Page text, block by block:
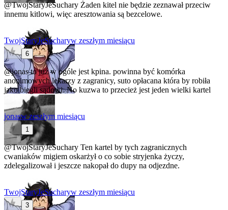
@TwojStaryJeSuchary Żaden kitel nie będzie zeznawał przeciw
innemu kitlowi, więc aresztowania są bezcelowe.
TwojStaryJeSucharyw zeszłym miesiącu
6
@jonasto już w ogóle jest kpina. powinna być komórka
anonimowych lekarzy z zagranicy, suto opłacana która by robiła
jako biegli sądowi. No kuzwa to przecież jest jeden wielki kartel
jonasw zeszłym miesiącu
1
@TwojStaryJeSuchary Ten kartel by tych zagranicznych
cwaniaków migiem oskarżył o co sobie stryjenka życzy,
zdelegalizował i jeszcze nakopał do dupy na odjezdne.
TwojStaryJeSucharyw zeszłym miesiącu
3